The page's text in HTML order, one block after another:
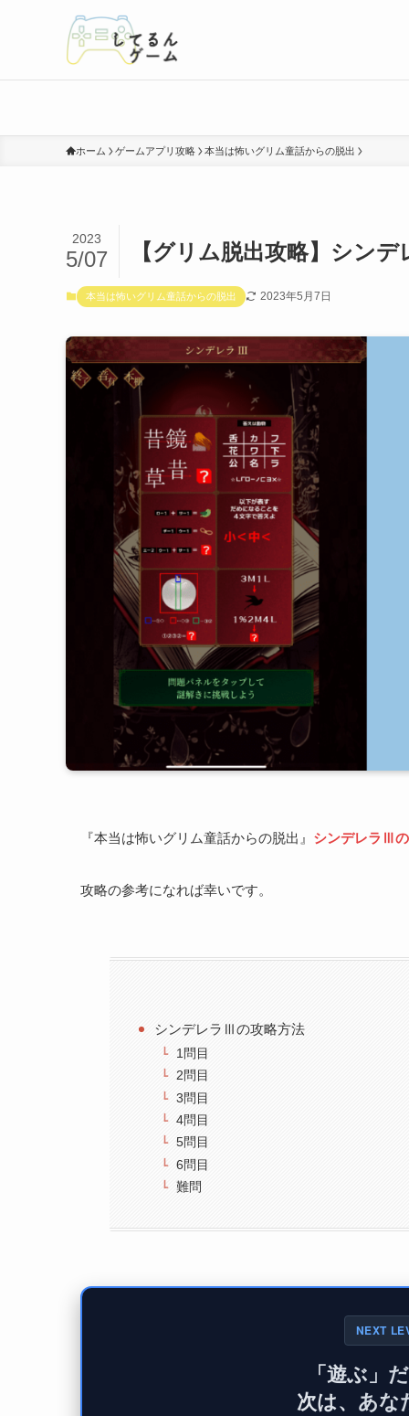
ホーム ゲームアプリ攻略 本当は怖いグリム童話からの脱出
【グリム脱出攻略】シン
2023
5/07
本当は怖いグリム童話からの脱出 2023年5月7日
『本当は怖いグリム童話からの脱出』 シンデレラⅢ
攻略の参考になれば幸いです。
シンデレラⅢの攻略方法
1問目
2問目
3問目
4問目
5問目
6問目
難問
NEXT
「遊ぶ」
次は、あな